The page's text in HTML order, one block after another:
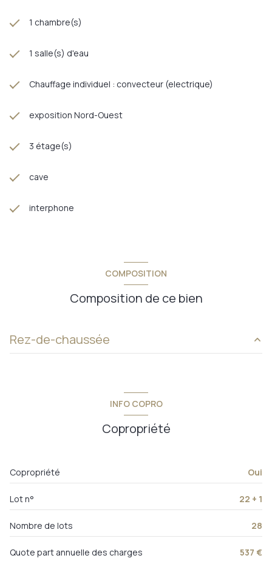
1 chambre(s)
1 salle(s) d'eau
Chauffage individuel : convecteur (electrique)
exposition Nord-Ouest
3 étage(s)
cave
interphone
COMPOSITION
Composition de ce bien
Rez-de-chaussée
INFO COPRO
Copropriété
Copropriété Oui
Lot n° 22 + 1
Nombre de lots 28
Quote part annuelle des charges 537 €